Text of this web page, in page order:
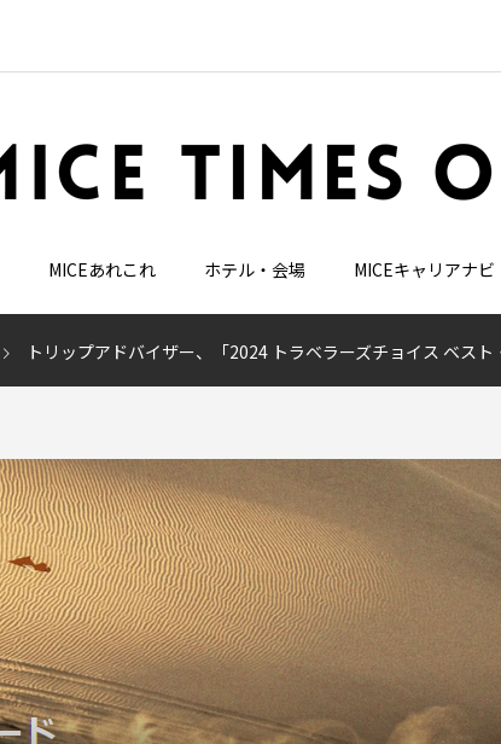
MICEあれこれ ホテル・会場 MICEキャリアナビ
トリップアドバイザー、「2024 トラベラーズチョイス ベス